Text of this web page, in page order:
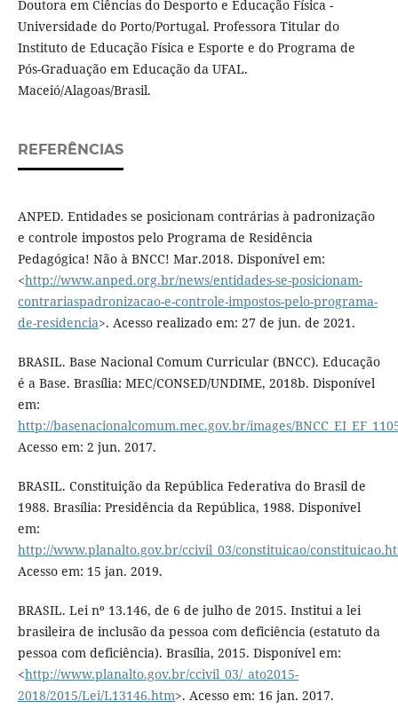
Doutora em Ciências do Desporto e Educação Física -
Universidade do Porto/Portugal. Professora Titular do
Instituto de Educação Física e Esporte e do Programa de
Pós-Graduação em Educação da UFAL.
Maceió/Alagoas/Brasil.
REFERÊNCIAS
ANPED. Entidades se posicionam contrárias à padronização
e controle impostos pelo Programa de Residência
Pedagógica! Não à BNCC! Mar.2018. Disponível em:
<http://www.anped.org.br/news/entidades-se-posicionam-
contrariaspadronizacao-e-controle-impostos-pelo-programa-
de-residencia>. Acesso realizado em: 27 de jun. de 2021.
BRASIL. Base Nacional Comum Curricular (BNCC). Educação
é a Base. Brasília: MEC/CONSED/UNDIME, 2018b. Disponível
em:
http://basenacionalcomum.mec.gov.br/images/
Acesso em: 2 jun. 2017.
BRASIL. Constituição da República Federativa do Brasil de
1988. Brasília: Presidência da República, 1988. Disponível
em:
http://www.planalto.gov.br/ccivil_03/constituicao/
Acesso em: 15 jan. 2019.
BRASIL. Lei nº 13.146, de 6 de julho de 2015. Institui a lei
brasileira de inclusão da pessoa com deficiência (estatuto da
pessoa com deficiência). Brasília, 2015. Disponível em:
<http://www.planalto.gov.br/ccivil_03/_ato2015-
2018/2015/Lei/L13146.htm>. Acesso em: 16 jan. 2017.